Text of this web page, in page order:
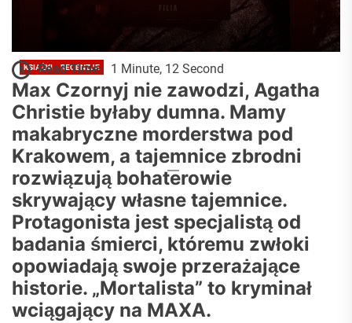
KSIĄŻKI RECENZJE
Max Czornyj – Mortalista -
RECENZJA KSIĄŻKI – polski
Sherlock Bond?
Pan Od Kultury - Wojciech Kozicki 2023-09-08
Read Time: 1 Minute, 12 Second
Max Czornyj nie zawodzi, Agatha
Christie byłaby dumna. Mamy
makabryczne morderstwa pod
Krakowem, a tajemnice zbrodni
rozwiązują bohaterowie
skrywający własne tajemnice.
Protagonista jest specjalistą od
badania śmierci, któremu zwłoki
opowiadają swoje przerażające
historie. „Mortalista” to kryminał
wciągający na MAXA.